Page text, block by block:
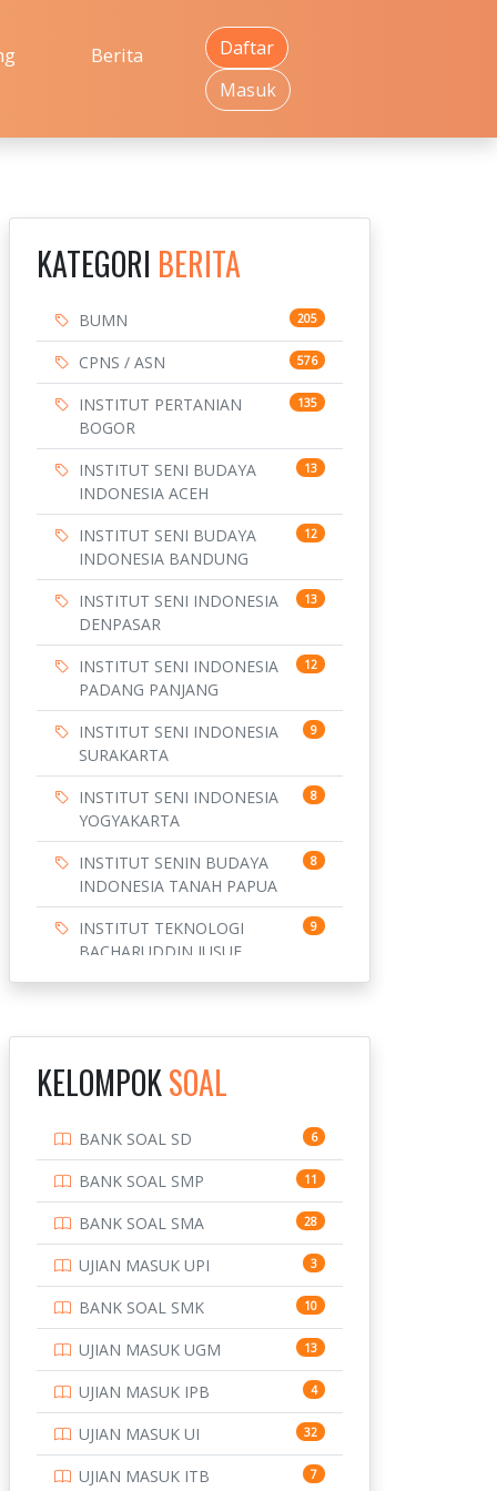
Berita
Daftar
Masuk
KATEGORI BERITA
BUMN 205
CPNS / ASN 576
INSTITUT PERTANIAN
BOGOR
135
INSTITUT SENI BUDAYA
INDONESIA ACEH
13
INSTITUT SENI BUDAYA
INDONESIA BANDUNG
12
INSTITUT SENI INDONESIA
DENPASAR
13
INSTITUT SENI INDONESIA
PADANG PANJANG
12
INSTITUT SENI INDONESIA
SURAKARTA
9
INSTITUT SENI INDONESIA
YOGYAKARTA
8
INSTITUT SENIN BUDAYA
INDONESIA TANAH PAPUA
8
INSTITUT TEKNOLOGI
BACHARUDDIN JUSUF
9
BANDUNG
INSTITUT TEKNOLOGI
INSTITUT TEKNOLOGI
SEPULUH NOVEMBER
10
INSTITUT TEKNOLOGI
SUMATERA
9
IPDN / STPDN 148
PENDIDIKAN 943
PERBANKAN 3
POLRI 169
POLTEK SSN 7
4
KELOMPOKSOAL
BANK SOAL SD 6
BANK SOAL SMP 11
BANK SOAL SMA 28
UJIAN MASUK UPI 3
BANK SOAL SMK 10
UJIAN MASUK UGM 13
UJIAN MASUK IPB 4
UJIAN MASUK UI 32
UJIAN MASUK ITB 7